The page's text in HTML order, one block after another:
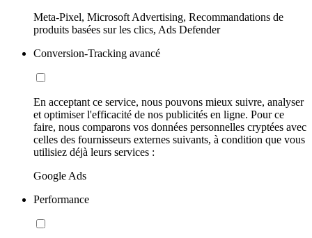
Meta-Pixel, Microsoft Advertising, Recommandations de
produits basées sur les clics, Ads Defender
Conversion-Tracking avancé
En acceptant ce service, nous pouvons mieux suivre, analyser
et optimiser l'efficacité de nos publicités en ligne. Pour ce
faire, nous comparons vos données personnelles cryptées avec
celles des fournisseurs externes suivants, à condition que vous
utilisiez déjà leurs services :
Google Ads
Performance